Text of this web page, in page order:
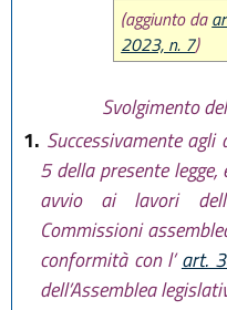
(aggiunto da
2023, n. 7)
Svolgimento
1. Successivamente
5 della presente
avvio ai lavori
Commissioni
conformità con l’art.
dell’Assemblea